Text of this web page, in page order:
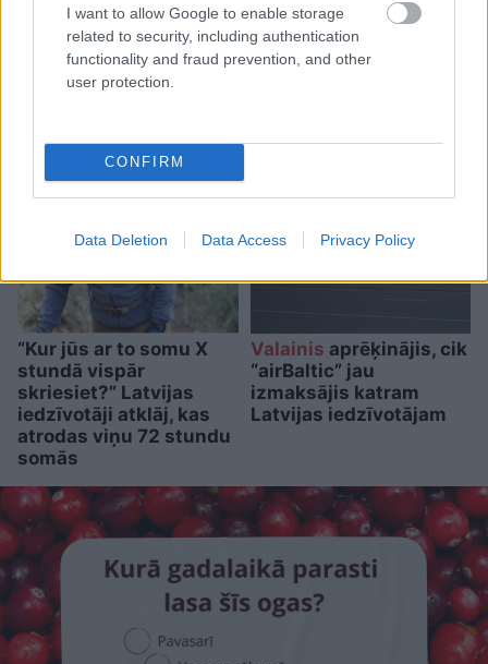
I want to allow Google to enable storage
related to security, including authentication
functionality and fraud prevention, and other
user protection.
CONFIRM
Data Deletion Data Access Privacy Policy
domes šedevrs!” Šoferis
dusmīgs par nejēdzīgo
stabiņu izvietojumu, kas
“Kur jūs ar to somu X
stundā vispār
skriesiet?” Latvijas
iedzīvotāji atklāj, kas
atrodas viņu 72 stundu
somās
Valainis aprēķinājis, cik
“airBaltic” jau
izmaksājis katram
Latvijas iedzīvotājam